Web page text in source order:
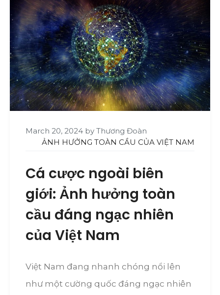
March 20, 2024 by Thương Đoàn
ẢNH HƯỞNG TOÀN CẦU CỦA VIỆT NAM
Cá cược ngoài biên
giới: Ảnh hưởng toàn
cầu đáng ngạc nhiên
của Việt Nam
Việt Nam đang nhanh chóng nổi lên
như một cường quốc đáng ngạc nhiên